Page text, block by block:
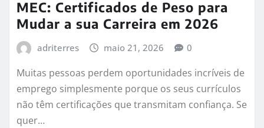
MEC: Certificados de Peso para
Mudar a sua Carreira em 2026
adriterres maio 21, 2026 0
Muitas pessoas perdem oportunidades incríveis de
emprego simplesmente porque os seus currículos
não têm certificações que transmitam confiança. Se
quer…